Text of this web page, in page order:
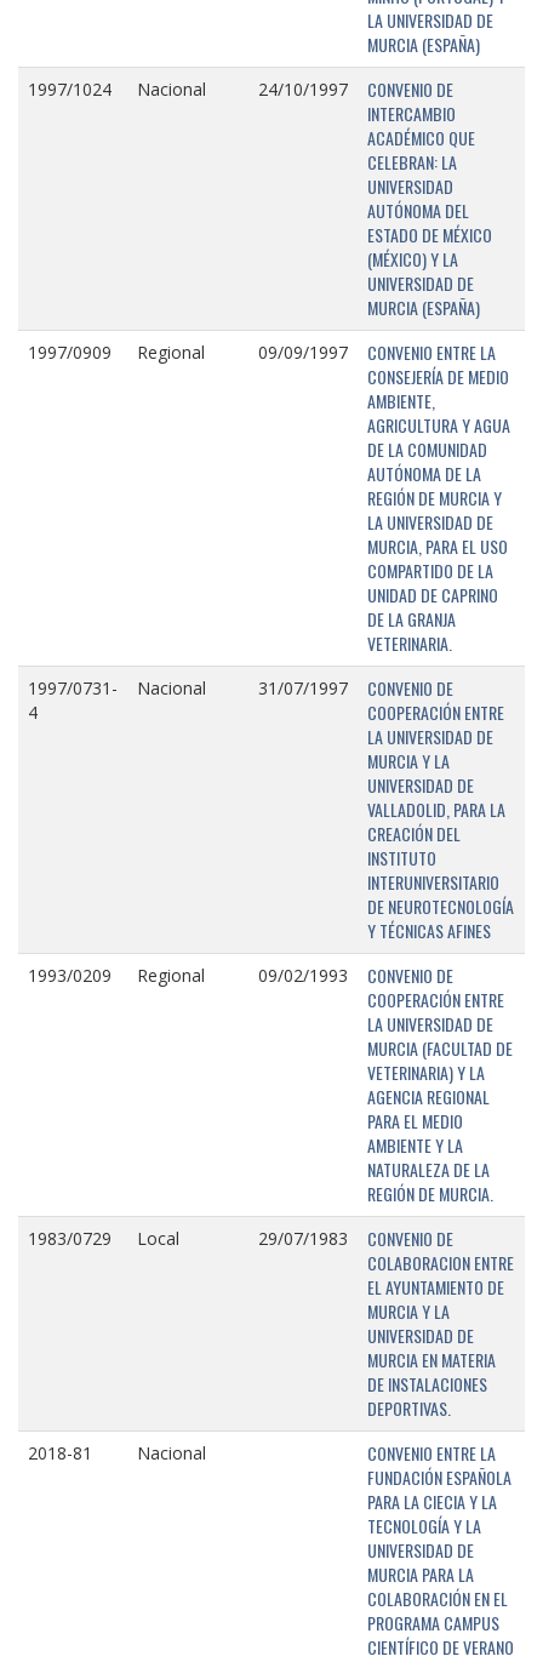
LA UNIVERSIDAD DE
MURCIA (ESPAÑA)
1997/1024 Nacional 24/10/1997
CONVENIO DE
INTERCAMBIO
ACADÉMICO QUE
CELEBRAN: LA
UNIVERSIDAD
AUTÓNOMA DEL
ESTADO DE MÉXICO
(MÉXICO) Y LA
UNIVERSIDAD DE
MURCIA (ESPAÑA)
1997/0909 Regional 09/09/1997
CONVENIO ENTRE LA
CONSEJERÍA DE MEDIO
AMBIENTE,
AGRICULTURA Y AGUA
DE LA COMUNIDAD
AUTÓNOMA DE LA
REGIÓN DE MURCIA Y
LA UNIVERSIDAD DE
MURCIA, PARA EL USO
COMPARTIDO DE LA
UNIDAD DE CAPRINO
DE LA GRANJA
VETERINARIA.
1997/0731-
4
Nacional 31/07/1997
CONVENIO DE
COOPERACIÓN ENTRE
LA UNIVERSIDAD DE
MURCIA Y LA
UNIVERSIDAD DE
VALLADOLID, PARA LA
CREACIÓN DEL
INSTITUTO
INTERUNIVERSITARIO
DE NEUROTECNOLOGÍA
Y TÉCNICAS AFINES
1993/0209 Regional 09/02/1993
CONVENIO DE
COOPERACIÓN ENTRE
LA UNIVERSIDAD DE
MURCIA (FACULTAD DE
VETERINARIA) Y LA
AGENCIA REGIONAL
PARA EL MEDIO
AMBIENTE Y LA
NATURALEZA DE LA
REGIÓN DE MURCIA.
1983/0729 Local 29/07/1983
CONVENIO DE
COLABORACION ENTRE
EL AYUNTAMIENTO DE
MURCIA Y LA
UNIVERSIDAD DE
MURCIA EN MATERIA
DE INSTALACIONES
DEPORTIVAS.
2018-81 Nacional
CONVENIO ENTRE LA
FUNDACIÓN ESPAÑOLA
PARA LA CIECIA Y LA
TECNOLOGÍA Y LA
UNIVERSIDAD DE
MURCIA PARA LA
COLABORACIÓN EN EL
PROGRAMA CAMPUS
CIENTÍFICO DE VERANO